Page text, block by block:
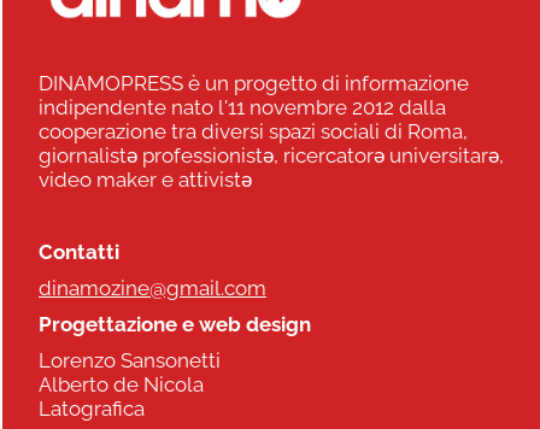
DINAMOPRESS è un progetto di informazione
indipendente nato l'11 novembre 2012 dalla
cooperazione tra diversi spazi sociali di Roma,
giornalistə professionistə, ricercatorə universitarə,
video maker e attivistə
Contatti
dinamozine@gmail.com
Progettazione e web design
Lorenzo Sansonetti
Alberto de Nicola
Latografica